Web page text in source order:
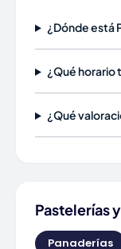
¿Dónde está
¿Qué horario
¿Qué
Pastelerías
Panaderías